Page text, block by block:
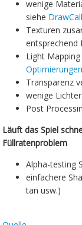
wenige
siehe
Texturen
entsprechend
Light
Optimierungen
Transparenz
wenige Lichter
Post
Läuft das Spiel
Füllratenproblem
Alpha-testing
einfachere
tan usw.)